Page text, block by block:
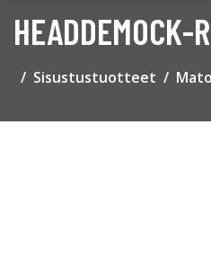
HEADDEMOCK-
Sisustustuotteet